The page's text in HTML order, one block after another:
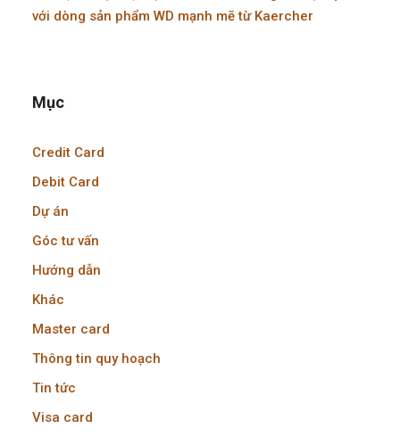
với dòng sản phẩm WD mạnh mẽ từ Kaercher
Mục
Credit Card
Debit Card
Dự án
Góc tư vấn
Hướng dẫn
Khác
Master card
Thông tin quy hoạch
Tin tức
Visa card